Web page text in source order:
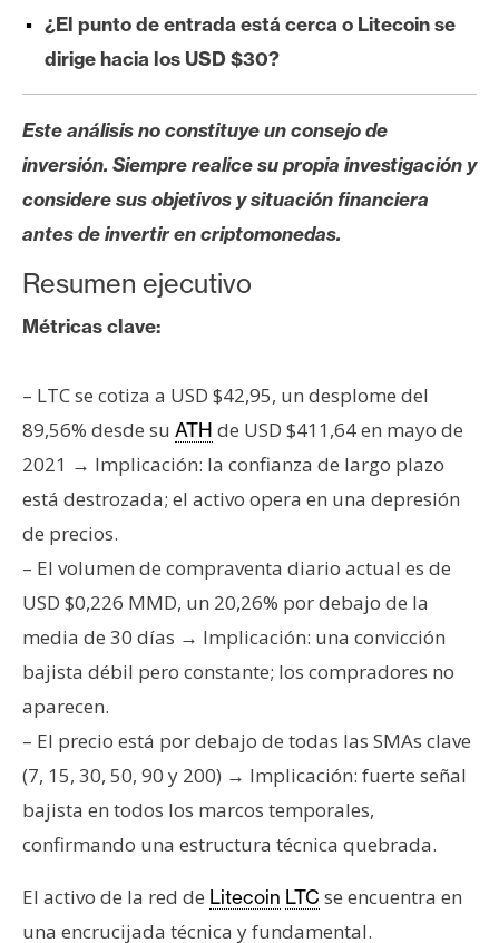
A
n
á
l
i
s
s
N
o
s
d
r
e
n
s
T
m
a
s
R
¿El punto de entrada está cerca o Litecoin se
dirige hacia los USD $30?
Este análisis no constituye un consejo de
inversión. Siempre realice su propia investigación y
considere sus objetivos y situación financiera
antes de invertir en criptomonedas.
Resumen ejecutivo
Métricas clave:
– LTC se cotiza a USD $42,95, un desplome del
89,56% desde su ATH de USD $411,64 en mayo de
2021 → Implicación: la confianza de largo plazo
está destrozada; el activo opera en una depresión
de precios.
– El volumen de compraventa diario actual es de
USD $0,226 MMD, un 20,26% por debajo de la
media de 30 días → Implicación: una convicción
bajista débil pero constante; los compradores no
aparecen.
– El precio está por debajo de todas las SMAs clave
(7, 15, 30, 50, 90 y 200) → Implicación: fuerte señal
bajista en todos los marcos temporales,
confirmando una estructura técnica quebrada.
El activo de la red de Litecoin LTC se encuentra en
una encrucijada técnica y fundamental.